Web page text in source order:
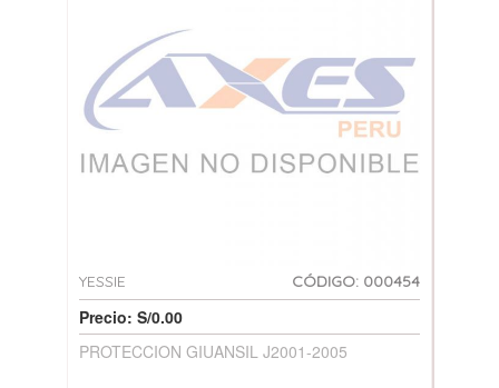
YESSIE CÓDIGO: 000454
Precio: S/0.00
PROTECCION GIUANSIL J2001-2005